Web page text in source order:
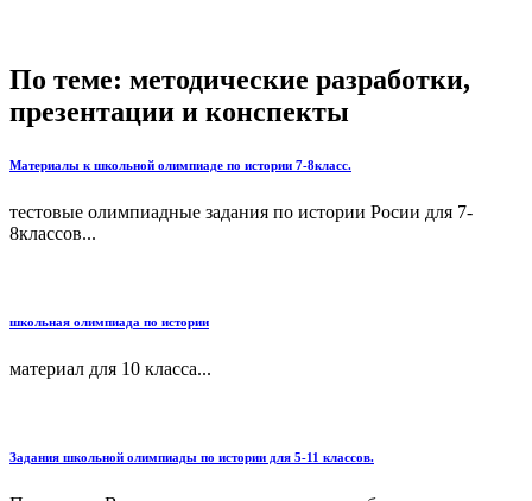
По теме: методические разработки,
презентации и конспекты
Материалы к школьной олимпиаде по истории 7-8класс.
тестовые олимпиадные задания по истории Росии для 7-
8классов...
школьная олимпиада по истории
материал для 10 класса...
Задания школьной олимпиады по истории для 5-11 классов.